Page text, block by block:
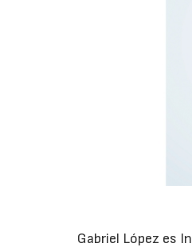
Gabriel López es